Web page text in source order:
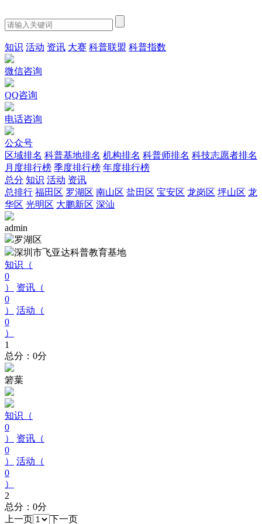
知识 活动 资讯 大赛 科普联盟 科普指数
微信咨询
QQ咨询
电话咨询
公众号
区域排名 科普基地排名 机构排名 科普师排名 科技志愿者排名
月度排行榜 季度排行榜 年度排行榜
总分 知识 活动 资讯
总排行 福田区 罗湖区 南山区 盐田区 宝安区 龙岗区 坪山区 龙
华区 光明区 大鹏新区 深汕
admin
罗湖区
深圳市飞亚达科普教育基地
知识（
0
）
资讯（
0
）
活动（
0
）
1
总分：0分
箬葉
知识（
0
）
资讯（
0
）
活动（
0
）
2
总分：0分
上一页
下一页